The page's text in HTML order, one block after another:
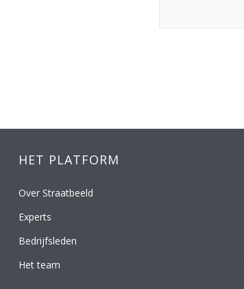
HET PLATFORM
Over Straatbeeld
Experts
Bedrijfsleden
Het team